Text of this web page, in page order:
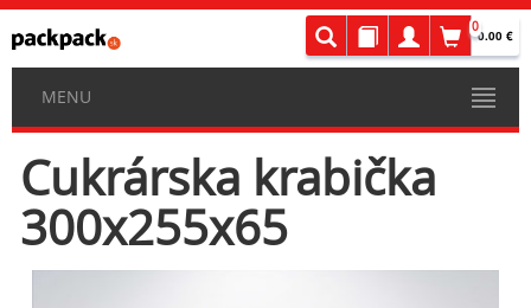
0
0.00 €
MENU
Cukrárska krabička
300x255x65